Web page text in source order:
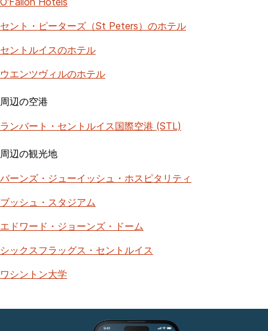
セント・ピーターズ（St Peters）のホテル
セントルイスのホテル
ウエンツヴィルのホテル
周辺の空港
ランバート・セントルイス国際空港 (STL)
周辺の観光地
バーンズ・ジューイッシュ・ホスピタリティ
ブッシュ・スタジアム
エドワード・ジョーンズ・ドーム
シックスフラッグス・セントルイス
ワシントン大学